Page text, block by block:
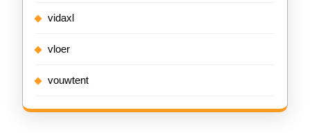
vidaxl
vloer
vouwtent